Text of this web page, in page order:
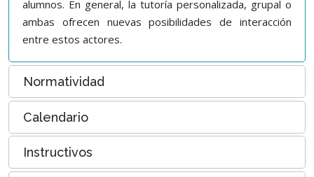
alumnos. En general, la tutoría personalizada, grupal o
ambas ofrecen nuevas posibilidades de interacción
entre estos actores.
Normatividad
Calendario
Instructivos